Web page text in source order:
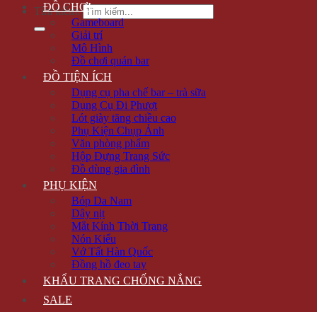
Tìm kiếm:
ĐỒ CHƠI
Gameboard
Giải trí
Mô Hình
Đồ chơi quán bar
ĐỒ TIỆN ÍCH
Dụng cụ pha chế bar – trà sữa
Dụng Cụ Đi Phượt
Lót giày tăng chiều cao
Phụ Kiện Chụp Ảnh
Văn phòng phẩm
Hộp Đựng Trang Sức
Đồ dùng gia đình
PHỤ KIỆN
Bóp Da Nam
Dây nịt
Mắt Kính Thời Trang
Nón Kiểu
Vớ Tất Hàn Quốc
Đồng hồ đeo tay
KHẨU TRANG CHỐNG NẮNG
SALE